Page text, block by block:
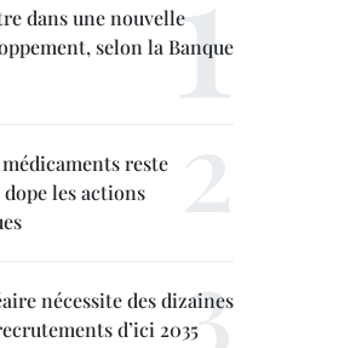
dans une nouvelle
selon la Banque
reste
les actions
nécessite des dizaines
d’ici 2035